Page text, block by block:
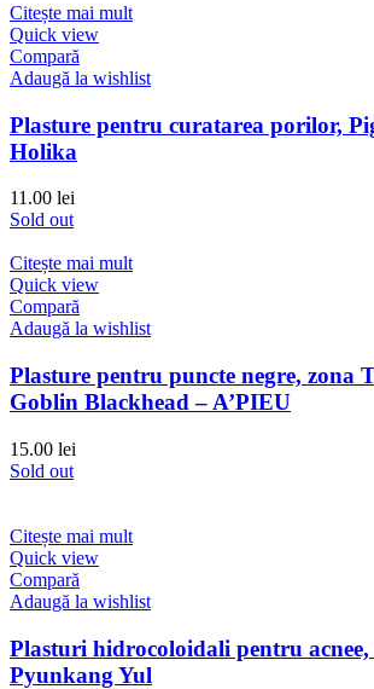
Citește mai mult
Quick view
Compară
Adaugă la wishlist
Plasture pentru curatarea porilor,
Holika
11.00 lei
Sold out
Citește mai mult
Quick view
Compară
Adaugă la wishlist
Plasture pentru puncte negre, zona
Goblin Blackhead – A’PIEU
15.00 lei
Sold out
Citește mai mult
Quick view
Compară
Adaugă la wishlist
Plasturi hidrocoloidali pentru
Pyunkang Yul